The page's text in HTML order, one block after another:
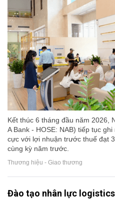
Kết thúc 6 tháng đầu năm 2026,
A Bank - HOSE: NAB) tiếp tục
cực với lợi nhuận trước thuế đạt
cùng kỳ năm trước.
Thương hiệu - Giao thương
Đào tạo nhân lực